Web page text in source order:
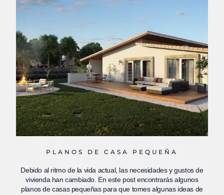
PLANOS DE CASA PEQUEÑA
Debido al ritmo de la vida actual, las necesidades y gustos de
vivienda han cambiado. En este post encontrarás algunos
planos de casas pequeñas para que tomes algunas ideas de